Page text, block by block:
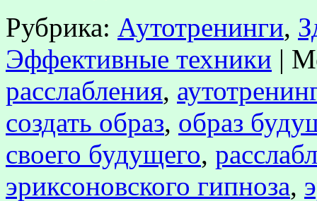
Рубрика: Аутотренинги,
Эффективные техники |
расслабления,
создать образ, образ
своего будущего,
эриксоновского гипноза,